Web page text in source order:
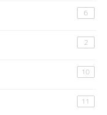
6
2
10
11